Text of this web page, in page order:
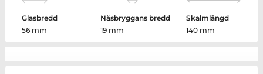
Glasbredd
56 mm
Näsbryggans bredd
19 mm
Skalmlängd
140 mm